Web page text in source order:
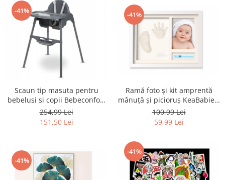
-41%
Scaun tip masuta pentru
bebelusi si copii Bebeconfort
Meely 2 în 1, până la 15 kg -
RESIGILAT
254,99 Lei
151,50 Lei
-41%
Ramă foto și kit amprentă
mânuță și picioruș KeaBabies,
set amintiri - RESIGILAT
100,99 Lei
59,99 Lei
-41%
-41%